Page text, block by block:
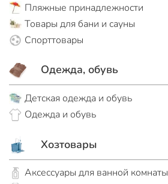
Пляжные принадлежности
Товары для бани и сауны
Спорттовары
Одежда, обувь
Детская одежда и обувь
Одежда и обувь
Хозтовары
Аксессуары для ванной комнаты